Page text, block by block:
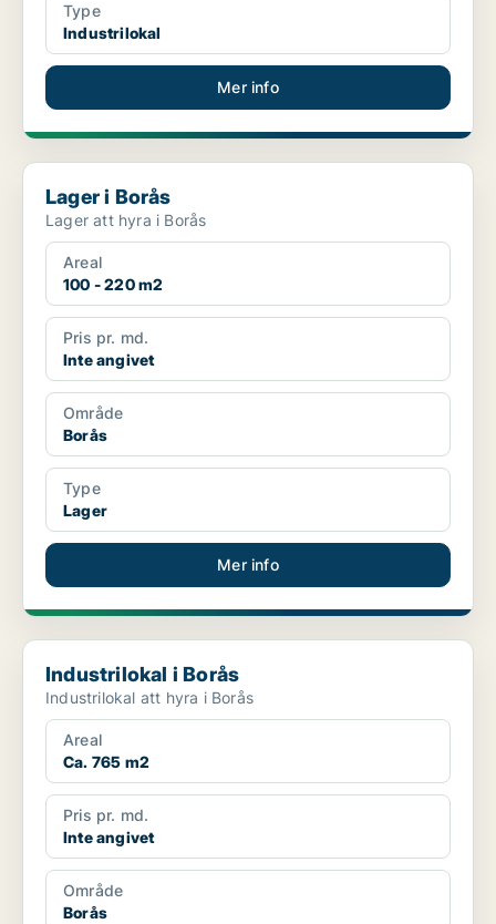
Type
Industrilokal
Mer info
Lager i Borås
Lager i Borås
Lager att hyra i Borås
Areal
100 - 220 m2
Pris pr. md.
Inte angivet
Område
Borås
Type
Lager
Mer info
Industrilokal i Borås
Industrilokal i Borås
Industrilokal att hyra i Borås
Areal
Ca. 765 m2
Pris pr. md.
Inte angivet
Område
Borås